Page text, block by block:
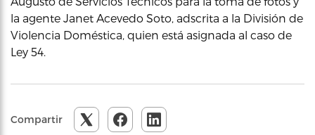
la agente Janet Acevedo Soto, adscrita a la División de
Violencia Doméstica, quien está asignada al caso de
Ley 54.
Compartir